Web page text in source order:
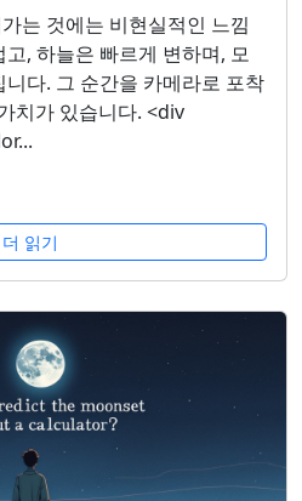
는 것에는 비현실적인 느낌
, 하늘은 빠르게 변하며, 모
다. 그 순간을 카메라로 포착
치가 있습니다. <div
더 읽기